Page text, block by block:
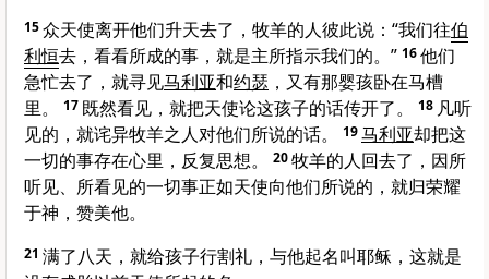
15众天使离开他们升天去了，牧羊的人彼此说：“我们往伯
利恒去，看看所成的事，就是主所指示我们的。” 16他们
急忙去了，就寻见马利亚和约瑟 ，又有那婴孩卧在马槽
里。
17 既然看见，就把天使论这孩子的话传开了。 18 凡听
见的，就诧异牧羊之人对他们所说的话。
19马利亚却把这
一切的事存在心里，反复思想。
20牧羊的人回去了，因所
听见、所看见的一切事正如天使向他们所说的，就归荣耀
于神，赞美他。
21 满了八天，就给孩子行割礼，与他起名叫耶稣，这就是